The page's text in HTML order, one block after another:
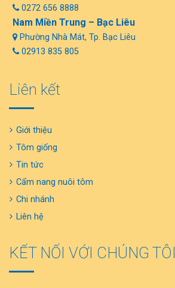
0272 656 8888
Nam Miền Trung – Bạc Liêu
Phường Nhà Mát, Tp. Bạc Liêu
02913 835 805
Liên kết
Giới thiệu
Tôm giống
Tin tức
Cẩm nang nuôi tôm
Chi nhánh
Liên hệ
KẾT NỐI VỚI CHÚNG TÔI